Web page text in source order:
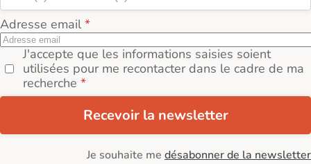
Adresse email
J'accepte que les informations saisies soient
utilisées pour me recontacter dans le cadre de ma
recherche
Recevoir la newsletter
Je souhaite me désabonner de la newsletter